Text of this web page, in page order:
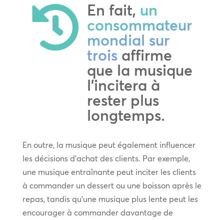
 En fait, un
consommateur
mondial sur
troisaffirme
que la musique
l’incitera à
rester plus
longtemps.
En outre, la musique peut également influencer
les décisions d’achat des clients. Par exemple,
une musique entraînante peut inciter les clients
à commander un dessert ou une boisson après le
repas, tandis qu’une musique plus lente peut les
encourager à commander davantage de